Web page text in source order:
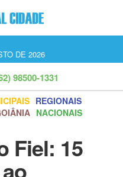
DE 2026
98500-1331
REGIONAIS
NACIONAIS
Fiel: 15